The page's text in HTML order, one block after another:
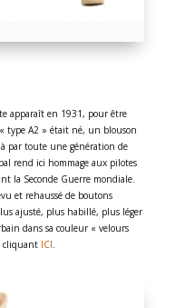
apparaît en 1931, pour être
« type A2 » était né, un blouson
par toute une génération de
rend ici hommage aux pilotes
la Seconde Guerre mondiale.
et rehaussé de boutons
ajusté, plus habillé, plus léger
dans sa couleur « velours
cliquant ICI.